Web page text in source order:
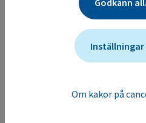
Hypofysapoplexi är
stabilitet med
Godkänn
Om kakor på